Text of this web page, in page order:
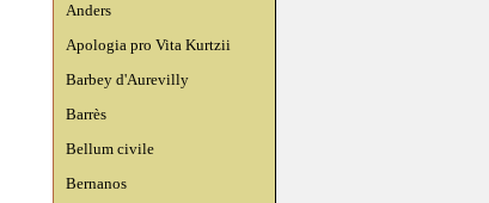
Anders
Apologia pro Vita Kurtzii
Barbey d'Aurevilly
Barrès
Bellum civile
Bernanos